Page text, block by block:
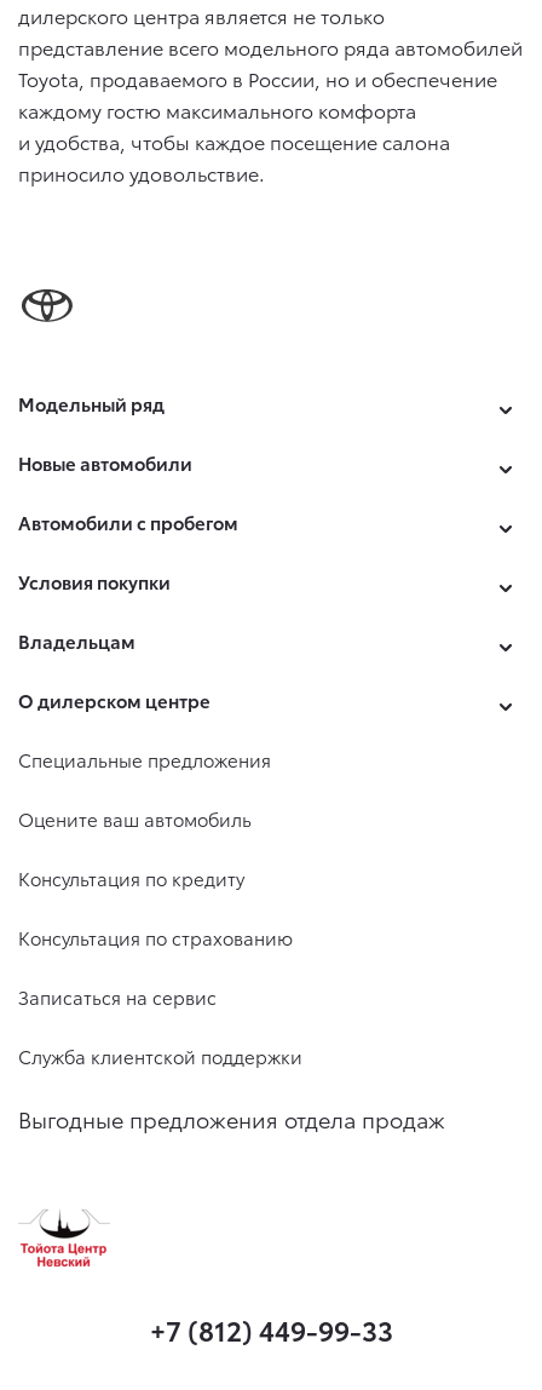
дилерского центра является не только
представление всего модельного ряда автомобилей
Toyota, продаваемого в России, но и обеспечение
каждому гостю максимального комфорта
и удобства, чтобы каждое посещение салона
приносило удовольствие.
Модельный ряд
Новые автомобили
Автомобили с пробегом
Условия покупки
Владельцам
О дилерском центре
Специальные предложения
Оцените ваш автомобиль
Консультация по кредиту
Консультация по страхованию
Записаться на сервис
Служба клиентской поддержки
Выгодные предложения отдела продаж
+7 (812) 449-99-33